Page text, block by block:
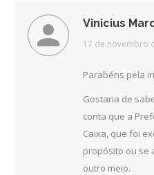
Vinicius
disse:
17 de novembro
Parabéns pela
Gostaria de
conta que a
Caixa, que foi
propósito ou se
outro meio.